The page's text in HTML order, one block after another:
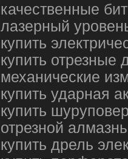
качественные
лазерный
купить
купить отрезные
механические
купить ударная
купить
отрезной
купить дрель